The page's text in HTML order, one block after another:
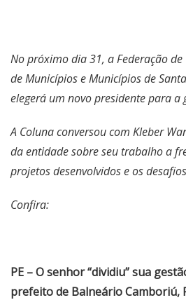
No próximo dia 31, a Federação de
de Municípios e Municípios de
elegerá um novo presidente para a
A Coluna conversou com Kleber
da entidade sobre seu trabalho a
projetos desenvolvidos e os
Confira:
PE – O senhor “dividiu” sua
prefeito de Balneário Camboriú,